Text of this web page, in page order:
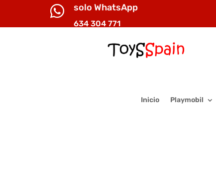
 solo WhatsApp
634 304 771
Inicio Playmobil